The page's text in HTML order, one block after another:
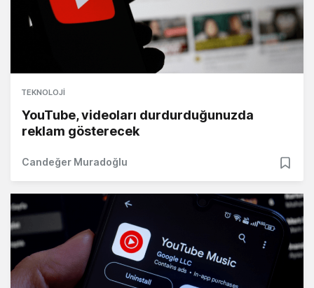
TEKNOLOJI
YouTube, videoları durdurduğunuzda
reklam gösterecek
Candeğer Muradoğlu